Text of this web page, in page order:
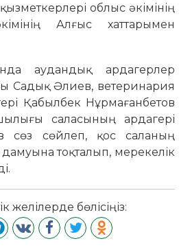
облыс әкімінің
Алғыс хаттарымен
аудандық ардагерлер
Садық Әлиев, ветеринария
Қабылбек Нұрмағанбетов
саласының ардагері
сөз сөйлеп, қос саланың
дамуына тоқталып, мерекелік
желілерде бөлісіңіз: